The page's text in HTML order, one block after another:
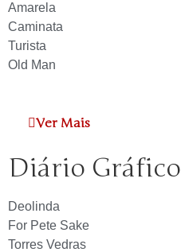
Amarela
Caminata
Turista
Old Man
Ver Mais
Diário Gráfico
Deolinda
For Pete Sake
Torres Vedras